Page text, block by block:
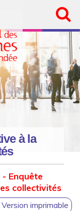
à la
Version imprimable